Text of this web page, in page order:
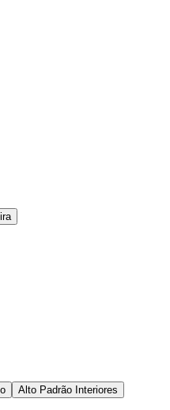
Alto Padrão Interiores